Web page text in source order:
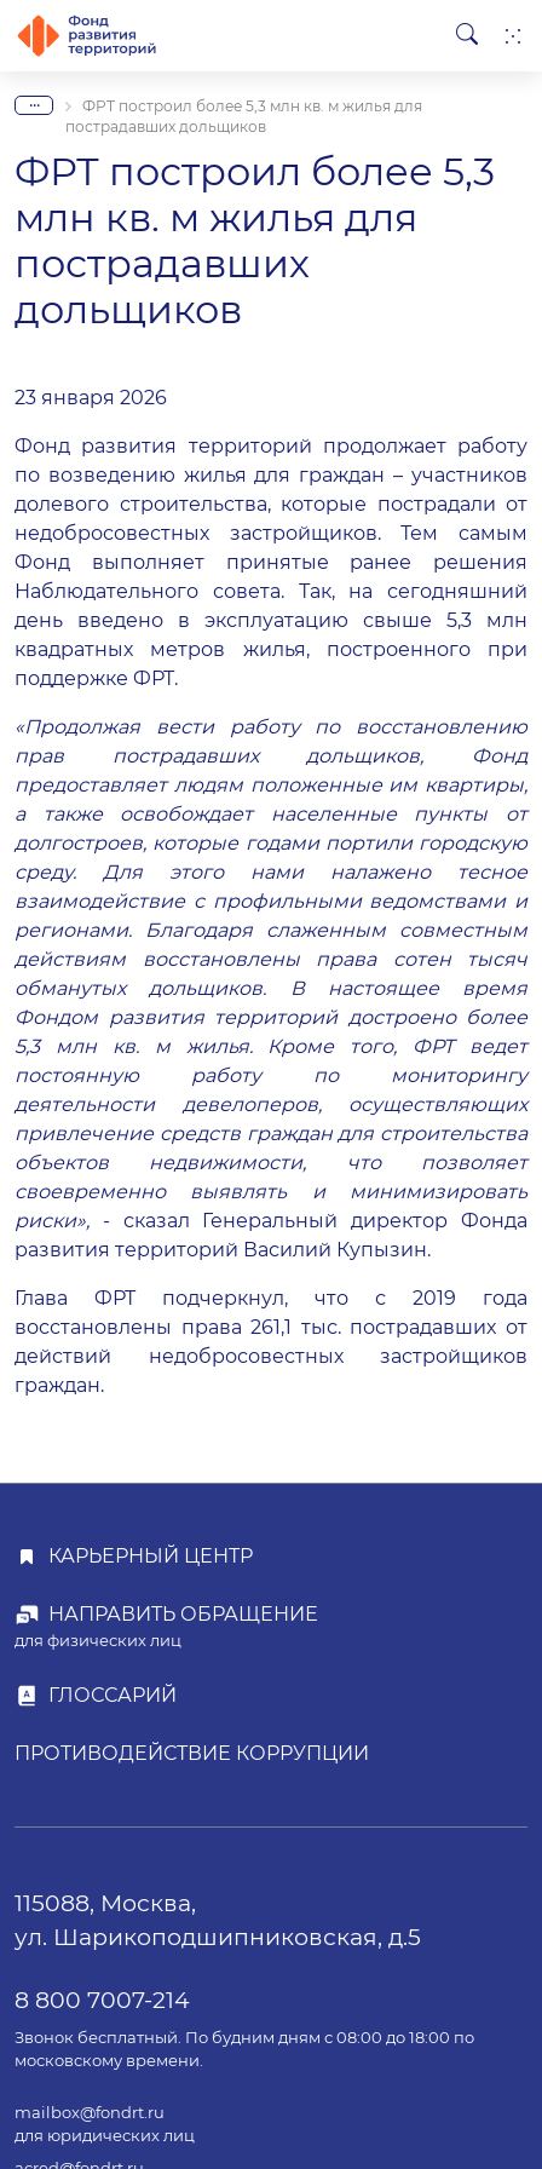
...
ФРТ построил более 5,3 млн кв. м жилья для
пострадавших дольщиков
ФРТ построил более 5,3
млн кв. м жилья для
пострадавших
дольщиков
23 января 2026
Фонд развития территорий продолжает работу
по возведению жилья для граждан – участников
долевого строительства, которые пострадали от
недобросовестных застройщиков. Тем самым
Фонд выполняет принятые ранее решения
Наблюдательного совета. Так, на сегодняшний
день введено в эксплуатацию свыше 5,3 млн
квадратных метров жилья, построенного при
поддержке ФРТ.
«Продолжая вести работу по восстановлению
прав пострадавших дольщиков, Фонд
предоставляет людям положенные им квартиры,
а также освобождает населенные пункты от
долгостроев, которые годами портили городскую
среду. Для этого нами налажено тесное
взаимодействие с профильными ведомствами и
регионами. Благодаря слаженным совместным
действиям восстановлены права сотен тысяч
обманутых дольщиков. В настоящее время
Фондом развития территорий достроено более
5,3 млн кв. м жилья. Кроме того, ФРТ ведет
постоянную работу по мониторингу
деятельности девелоперов, осуществляющих
привлечение средств граждан для строительства
объектов недвижимости, что позволяет
своевременно выявлять и минимизировать
риски», - сказал Генеральный директор Фонда
развития территорий Василий Купызин.
Глава ФРТ подчеркнул, что с 2019 года
восстановлены права 261,1 тыс. пострадавших от
действий недобросовестных застройщиков
граждан.
КАРЬЕРНЫЙ ЦЕНТР
НАПРАВИТЬ ОБРАЩЕНИЕ
для физических лиц
ГЛОССАРИЙ
ПРОТИВОДЕЙСТВИЕ КОРРУПЦИИ
115088, Москва,
ул. Шарикоподшипниковская, д.5
8 800 7007-214
Звонок бесплатный. По будним дням с 08:00 до 18:00 по
московскому времени.
mailbox@fondrt.ru
для юридических лиц